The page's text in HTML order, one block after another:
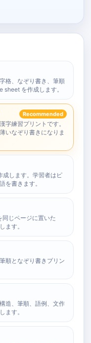
格、なぞり書き、筆順
を作成します。
Recommended
字練習プリントです。
いなぞり書きになりま
します。学習者はピ
を書きます。
同じページに置いた
ます。
順となぞり書きプリン
造、筆順、語例、文作
ます。